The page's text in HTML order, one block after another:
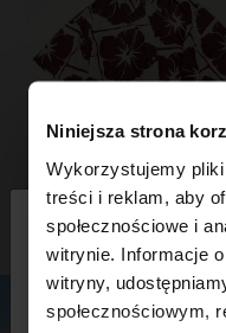
Niniejsza strona
Wykorzystujemy
treści i reklam, aby
społecznościowe i
witrynie. Informacje
witryny,
społecznościowym,
witaj
Odwiedzasz stronę
przeglądać naszą